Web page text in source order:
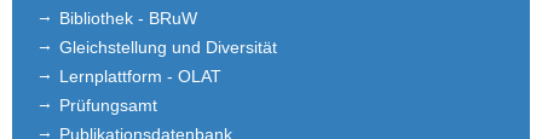
Honorarprofessuren
Student Assistants
Bibliothek - BRuW
Gleichstellung und Diversität
Lernplattform - OLAT
Prüfungsamt
Publikationsdatenbank